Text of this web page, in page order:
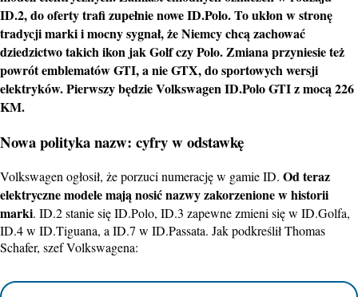
ID.2, do oferty trafi zupełnie nowe ID.Polo. To ukłon w stronę
tradycji marki i mocny sygnał, że Niemcy chcą zachować
dziedzictwo takich ikon jak Golf czy Polo. Zmiana przyniesie też
powrót emblematów GTI, a nie GTX, do sportowych wersji
elektryków. Pierwszy będzie Volkswagen ID.Polo GTI z mocą 226
KM.
Nowa polityka nazw: cyfry w odstawkę
Volkswagen ogłosił, że porzuci numerację w gamie ID. Od teraz
elektryczne modele mają nosić nazwy zakorzenione w historii
marki. ID.2 stanie się ID.Polo, ID.3 zapewne zmieni się w ID.Golfa,
ID.4 w ID.Tiguana, a ID.7 w ID.Passata. Jak podkreślił Thomas
Schafer, szef Volkswagena: